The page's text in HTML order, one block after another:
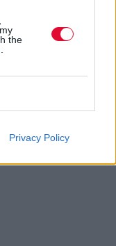
the
Privacy Policy